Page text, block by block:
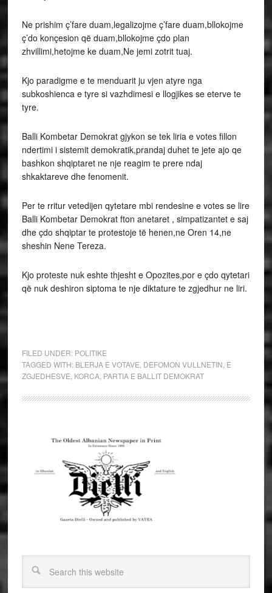
Ne prishim ç’fare duam,legalizojme ç’fare duam,bllokojme
ç’do konçesion që duam,bllokojme çdo plan
zhvillimi,hetojme ke duam,Ne jemi zotrit tuaj.
Kjo paradigme e te menduarit ju vjen atyre nga
subkoshienca e tyre si vazhdimesi e llogjikes se eterve te
tyre.
Balli Kombetar Demokrat gjykon se tek liria e votes fillon
ndertimi i sistemit demokratik,prandaj duhet te jete ajo qe
bashkon shqiptaret ne nje reagim te prere ndaj
shkaktareve dhe fenomenit.
Per te rritur vetedijen qytetare mbi rendesine e votes se lire
Balli Kombetar Demokrat fton anetaret , simpatizantet e saj
dhe çdo shqiptar te protestoje të henen,ne Oren 14,ne
sheshin Nene Tereza.
Kjo proteste nuk eshte thjesht e Opozites,por e çdo qytetari
që nuk deshiron siptoma te nje diktature te zgjedhur ne liri.
FILED UNDER: POLITIKE
TAGGED WITH: BLERJA E VOTAVE DEFOMON VULLNETIN E
ZGJEDHESVE KORCA, PARTIA E BALLIT DEMOKRAT